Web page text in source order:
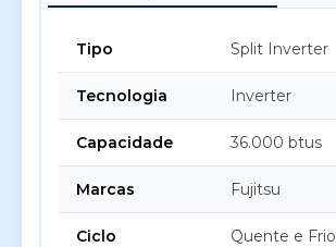
Tipo Split Inverter
Tecnologia Inverter
Capacidade 36.000 btus
Marcas Fujitsu
Ciclo Quente e Frio